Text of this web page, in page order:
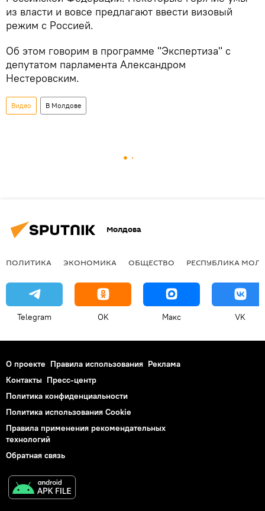
из власти и вовсе предлагают ввести визовый
режим с Россией.
Об этом говорим в программе "Экспертиза" с
депутатом парламента Александром
Нестеровским.
Видео В Молдове
Молдова
ПОЛИТИКА ЭКОНОМИКА ОБЩЕСТВО РЕСПУБЛИКА
Telegram OK Макс VK
О проекте Правила использования Реклама
Контакты Пресс-центр
Политика конфиденциальности
Политика использования Cookie
Правила применения рекомендательных
технологий
Обратная связь